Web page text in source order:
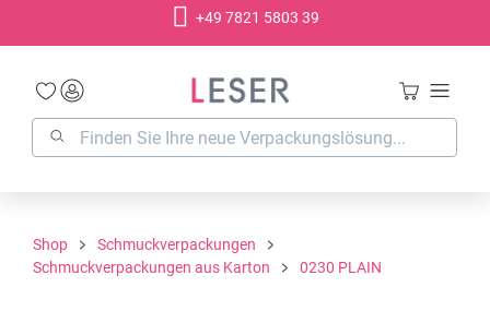
+49 7821 5803 39
Shop
Schmuckverpackungen
Schmuckverpackungen aus Karton
0230 PLAIN